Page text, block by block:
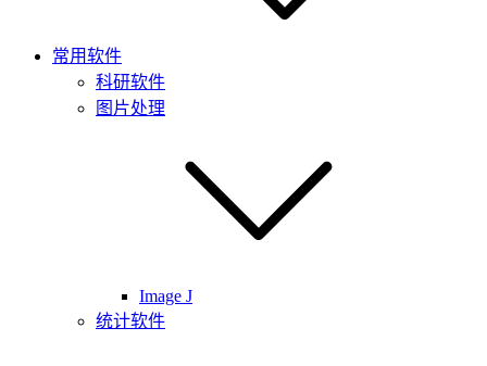
常用软件
科研软件
图片处理
Image J
统计软件